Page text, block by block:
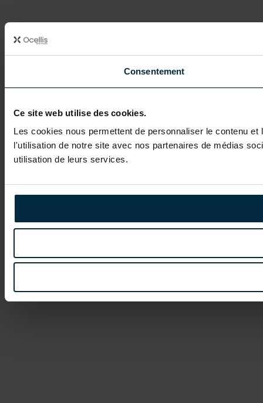
Consentement
Ce site web utilise des cookies.
Les cookies nous permettent de personnaliser le contenu
l'utilisation de notre site avec nos partenaires de médias
utilisation de leurs services.